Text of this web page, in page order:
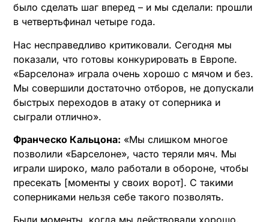
было сделать шаг вперед – и мы сделали: прошли
в четвертьфинал четыре года.
Нас несправедливо критиковали. Сегодня мы
показали, что готовы конкурировать в Европе.
«Барселона» играла очень хорошо с мячом и без.
Мы совершили достаточно отборов, не допускали
быстрых переходов в атаку от соперника и
сыграли отлично».
Франческо Кальцона: «Мы слишком многое
позволили «Барселоне», часто теряли мяч. Мы
играли широко, мало работали в обороне, чтобы
пресекать [моменты у своих ворот]. С такими
соперниками нельзя себе такого позволять.